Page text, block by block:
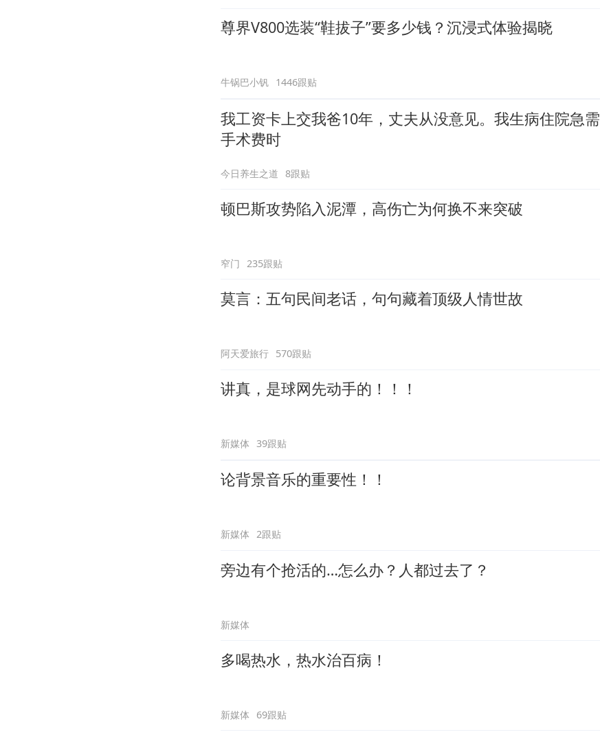
尊界V800选装“鞋拔子”要多少钱？沉浸式体验揭晓
牛锅巴小钒 1446跟贴
我工资卡上交我爸10年，丈夫从没意见。我生病住院急需
手术费时
今日养生之道 8跟贴
顿巴斯攻势陷入泥潭，高伤亡为何换不来突破
窄门 235跟贴
莫言：五句民间老话，句句藏着顶级人情世故
阿天爱旅行 570跟贴
讲真，是球网先动手的！！！
新媒体 39跟贴
论背景音乐的重要性！！
新媒体 2跟贴
旁边有个抢活的…怎么办？人都过去了？
新媒体
多喝热水，热水治百病！
新媒体 69跟贴